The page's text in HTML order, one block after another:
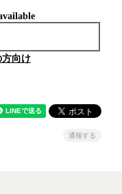
方向け
通報する